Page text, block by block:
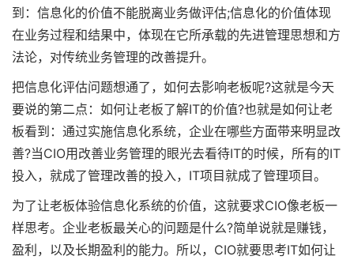
到：信息化的价值不能脱离业务做评估;信息化的价值体现
在业务过程和结果中，体现在它所承载的先进管理思想和方
法论，对传统业务管理的改善提升。
把信息化评估问题想通了，如何去影响老板呢?这就是今天
要说的第二点：如何让老板了解IT的价值?也就是如何让老
板看到：通过实施信息化系统，企业在哪些方面带来明显改
善?当CIO用改善业务管理的眼光去看待IT的时候，所有的IT
投入，就成了管理改善的投入，IT项目就成了管理项目。
为了让老板体验信息化系统的价值，这就要求CIO像老板一
样思考。企业老板最关心的问题是什么?简单说就是赚钱，
盈利，以及长期盈利的能力。所以，CIO就要思考IT如何让